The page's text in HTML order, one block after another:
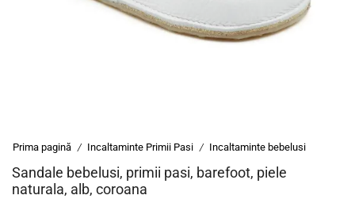
Prima pagină / Incaltaminte Primii Pasi / Incaltaminte bebelusi
Sandale bebelusi, primii pasi, barefoot, piele
naturala, alb, coroana